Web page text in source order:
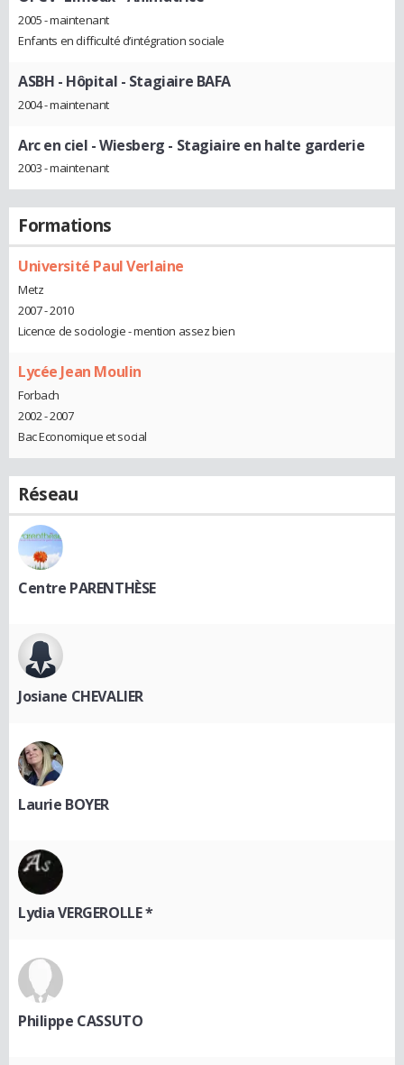
2005 - maintenant
Enfants en difficulté d’intégration sociale
ASBH - Hôpital - Stagiaire BAFA
2004 - maintenant
Arc en ciel - Wiesberg - Stagiaire en halte garderie
2003 - maintenant
Formations
Université Paul Verlaine
Metz
2007 - 2010
Licence de sociologie - mention assez bien
Lycée Jean Moulin
Forbach
2002 - 2007
Bac Economique et social
Réseau
Centre PARENTHÈSE
Josiane CHEVALIER
Laurie BOYER
Lydia VERGEROLLE *
Philippe CASSUTO